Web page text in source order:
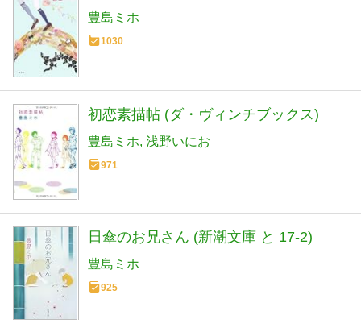
豊島ミホ
1030
初恋素描帖 (ダ・ヴィンチブックス)
豊島ミホ 浅野いにお
971
日傘のお兄さん (新潮文庫 と 17-2)
豊島ミホ
925